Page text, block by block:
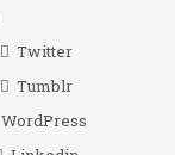
Twitter
Tumblr
WordPress